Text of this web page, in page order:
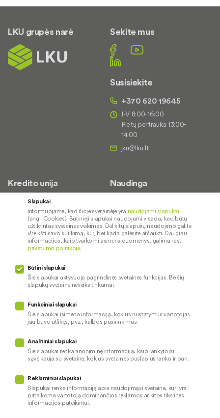
LKU grupės narė Sekite mus
Susisiekite
+370 620 19645
I-V 8:00-16:00
Pietų pertrauka 13:00-
14:00
Kredito unija
Apie mus
Kontaktai
Karjera
Skelbimai
Socialinė atsakomybė
Naudinga
Palūkanų normos
Paslaugų teikimo sąlygos ir
įkainiai
Pranešėjų apsauga
Privatumo politika
Naudojami slapukai
Pinigų plovimo prevencija
Skundų nagrinėjimas
Prieinamumo pareiškimas
Slapukai
Informuojame, kad šioje svetainėje yra naudojami slapukai
(angl. Cookies). Būtinieji slapukai naudojami visada, kad būtų
užtikrintas svetainės veikimas. Dėl kitų slapukų naudojimo galite
išreikšti savo sutikimą, kurį bet kada galėsite atšaukti. Daugiau
informacijos, kaip tvarkomi asmens duomenys, galima rasti
privatumo politikoje.
Būtini slapukai
Šie slapukai aktyvuoja pagrindines svetainės funkcijas. Be šių
slapukų svetainė neveiks tinkamai.
Funkciniai slapukai
Šie slapukai įsimena informaciją, kokius nustatymus vartotojas
jau buvo atlikęs, pvz., kalbos pasirinkimas.
Analitiniai slapukai
Šie slapukai renka anoniminę informaciją, kaip lankytojai
sąveikauja su svetaine, kokius svetainės puslapius lanko ir pan.
Reklaminiai slapukai
Slapukai renka informaciją apie naudojimąsi svetaine, kuri yra
pritaikoma vartotoją dominančios reklamos ar kitos tikslinės
informacijos pateikimui.